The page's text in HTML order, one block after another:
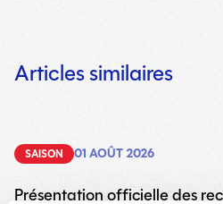
Articles similaires
SAISON 01 AOÛT 2026
Présentation officielle des